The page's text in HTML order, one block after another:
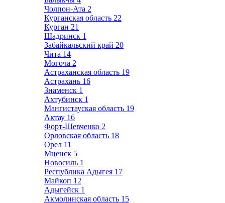
Чолпон-Ата 2
Курганская область 22
Курган 21
Шадринск 1
Забайкальский край 20
Чита 14
Могоча 2
Астраханская область 19
Астрахань 16
Знаменск 1
Ахтубинск 1
Мангистауская область 19
Актау 16
Форт-Шевченко 2
Орловская область 18
Орел 11
Мценск 5
Новосиль 1
Республика Адыгея 17
Майкоп 12
Адыгейск 1
Акмолинская область 15